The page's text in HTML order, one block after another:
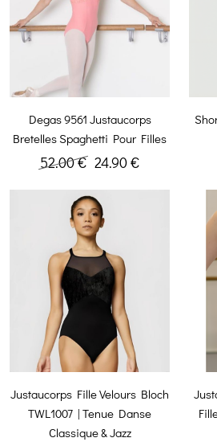
Degas 9561 Justaucorps
Bretelles Spaghetti Pour Filles
52.00 € 24.90 €
Justaucorps Fille Velours Bloch
TWL1007 | Tenue Danse
Classique & Jazz